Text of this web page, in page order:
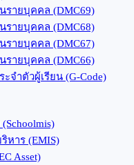
รายบุคคล (DMC69)
รายบุคคล (DMC68)
รายบุคคล (DMC67)
รายบุคคล (DMC66)
จำตัวผู้เรียน (G-Code)
หาร (EMIS)
Asset)